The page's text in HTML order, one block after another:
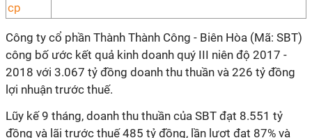
Công ty cổ phần Thành Thành Công - Biên Hòa (Mã: SBT)
công bố ước kết quả kinh doanh quý III niên độ 2017 -
2018 với 3.067 tỷ đồng doanh thu thuần và 226 tỷ đồng
lợi nhuận trước thuế.
Lũy kế 9 tháng, doanh thu thuần của SBT đạt 8.551 tỷ
đồng và lãi trước thuế 485 tỷ đồng, lần lượt đạt 87% và